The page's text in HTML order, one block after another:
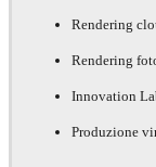
Rendering
Rendering
Innovation
Produzione